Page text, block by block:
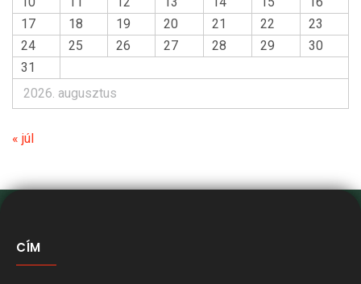
2026. augusztus
17
18 19 20 21 22
23
24
25 26 27 28 29
30
31
« júl
CÍM